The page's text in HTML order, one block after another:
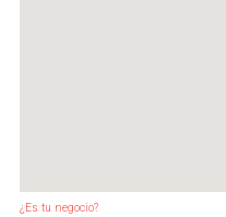
¿Es tu negocio?